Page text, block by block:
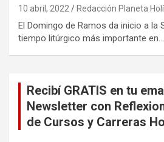
10 abril, 2022 Redacción Planeta
El Domingo de Ramos da inicio a la
tiempo litúrgico más importante en…
Recibí GRATIS en tu
Newsletter con
de Cursos y Carreras